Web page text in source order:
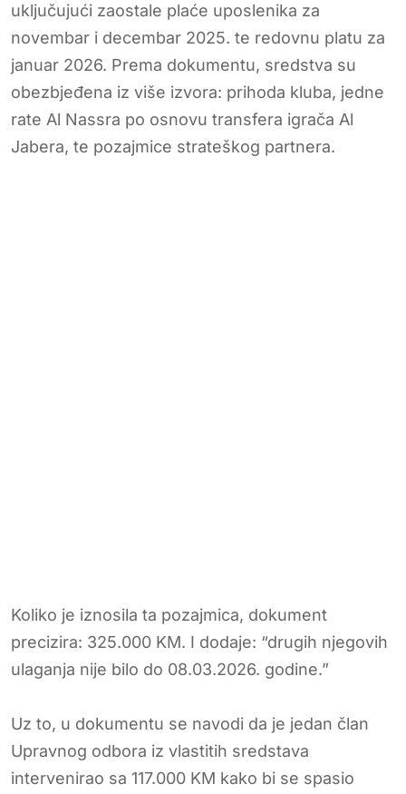
uključujući zaostale plaće uposlenika za
novembar i decembar 2025. te redovnu platu za
januar 2026. Prema dokumentu, sredstva su
obezbjeđena iz više izvora: prihoda kluba, jedne
rate Al Nassra po osnovu transfera igrača Al
Jabera, te pozajmice strateškog partnera.
Koliko je iznosila ta pozajmica, dokument
precizira: 325.000 KM. I dodaje: “drugih njegovih
ulaganja nije bilo do 08.03.2026. godine.”
Uz to, u dokumentu se navodi da je jedan član
Upravnog odbora iz vlastitih sredstava
intervenirao sa 117.000 KM kako bi se spasio